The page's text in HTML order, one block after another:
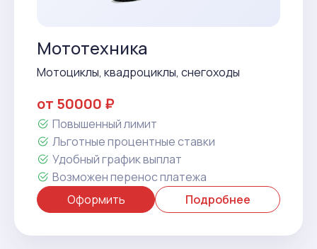
Мототехника
Мотоциклы, квадроциклы, снегоходы
от 50000 ₽
Повышенный лимит
Льготные процентные ставки
Удобный график выплат
Возможен перенос платежа
Оформить
Подробнее